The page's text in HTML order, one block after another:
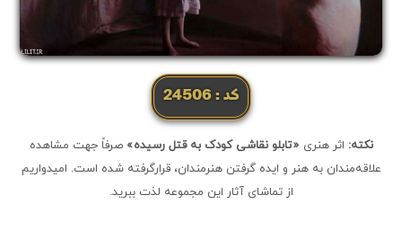
کد: 24506
نکته: اثر هنری «تابلو نقاشی کودک به قتل رسیده» صرفاً جهت مشاهده
علاقه‌مندان به هنر و ایده گرفتن هنرمندان، قرارگرفته شده است. امیدواریم
از تماشای آثار این مجموعه لذت ببرید.